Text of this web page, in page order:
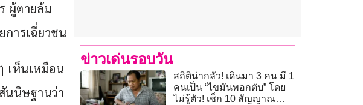
ผู้ตายล้ม
ารเฉี่ยวชน
เห็นเหมือน
นนิษฐานว่า
ข่าวเด่นรอบวัน
สถิติน่ากลัว! เดินมา 3 คน มี 1
คนเป็น “ไขมันพอกตับ” โดย
ไม่รู้ตัว! เช็ก 10 สัญญาณ